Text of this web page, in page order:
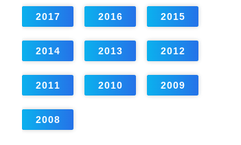
2017 2016 2015
2014 2013 2012
2011 2010 2009
2008